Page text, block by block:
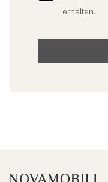
erhalten.